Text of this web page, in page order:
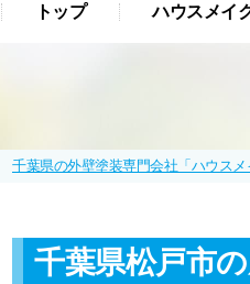
トップ ハウスメイ
千葉県の外壁塗装専門会社「ハウスメ
千葉県松戸市